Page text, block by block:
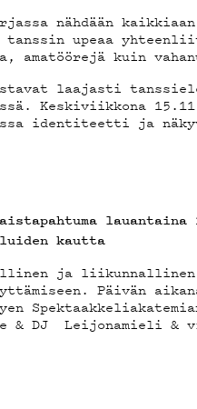
nähdään
upeaa
kuin
laajasti
Keskiviikkona
identiteetti ja
kautta
ja liikunnallinen
Päivän
& DJ Leijonamieli